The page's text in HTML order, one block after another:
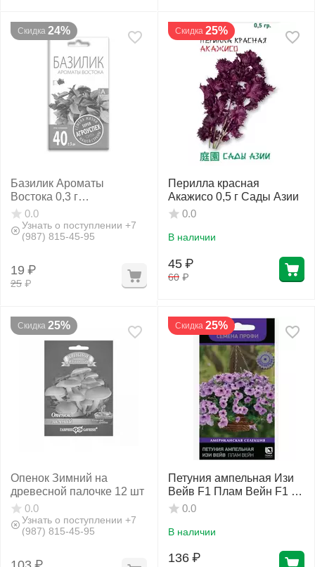
Скидка 24%
Базилик Ароматы
Востока 0,3 г
АГРОУСПЕХ
0.0
Узнать о поступлении +7
(987) 815-45-95
25 ₽
19 ₽
Скидка 25%
Перилла красная
Акажисо 0,5 г Сады Азии
0.0
В наличии
60 ₽
45 ₽
Скидка 25%
Опенок Зимний на
древесной палочке 12 шт
0.0
Узнать о поступлении +7
(987) 815-45-95
Скидка 25%
Петуния ампельная Изи
Вейв F1 Плам Вейн F1 5
шт ПОИСК
0.0
В наличии
136 ₽